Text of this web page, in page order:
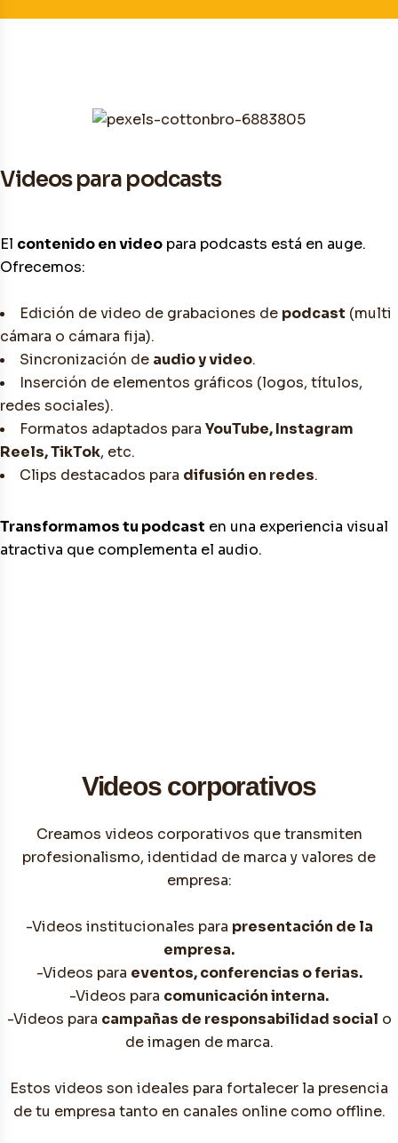
Videos para podcasts
El contenido en video para podcasts está en auge.
Ofrecemos:
Edición de video de grabaciones de podcast (multi
cámara o cámara fija).
Sincronización de audio y video.
Inserción de elementos gráficos (logos, títulos,
redes sociales).
Formatos adaptados para YouTube, Instagram
Reels, TikTok, etc.
Clips destacados para difusión en redes.
Transformamos tu podcast en una experiencia visual
atractiva que complementa el audio.
Videos corporativos
Creamos videos corporativos que transmiten
profesionalismo, identidad de marca y valores de
empresa:
-Videos institucionales para presentación de la
empresa.
-Videos para eventos, conferencias o ferias.
-Videos para comunicación interna.
-Videos para campañas de responsabilidad social o
de imagen de marca.
Estos videos son ideales para fortalecer la presencia
de tu empresa tanto en canales online como offline.